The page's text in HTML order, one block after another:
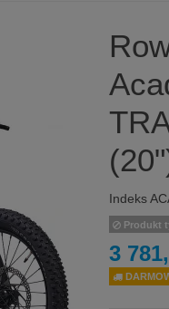
Indeks
Produkt
3